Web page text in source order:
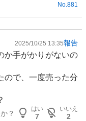
No. 881
2025/10/25 13:35報告
か手がかりがないの
ので、一度売った分
？
はい
7
いいえ
2